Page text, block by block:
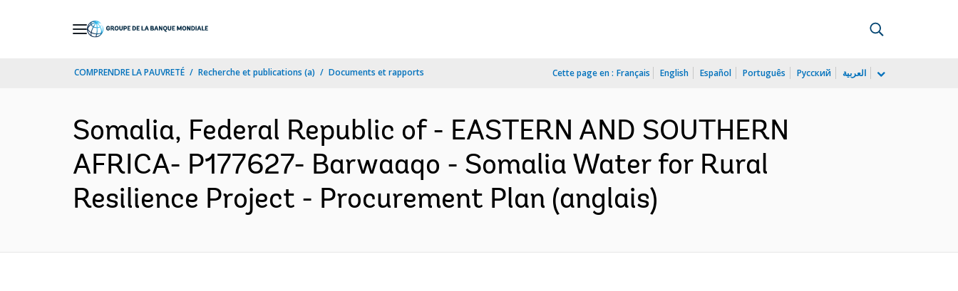
COMPRENDRE LA PAUVRETÉ Recherche et publications (a) Documents et rapports Cette page en : Français English Español Português Русский العربية
Somalia, Federal Republic of - EASTERN AND SOUTHERN
AFRICA- P177627- Barwaaqo - Somalia Water for Rural
Resilience Project - Procurement Plan (anglais)